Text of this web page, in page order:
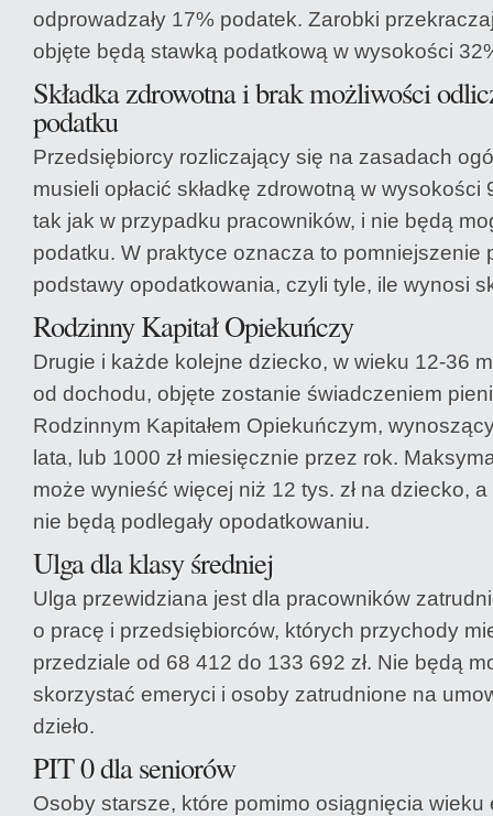
odprowadzały 17% podatek. Zarobki
objęte będą stawką podatkową w wysokości
Składka zdrowotna i brak możliwości
podatku
Przedsiębiorcy rozliczający się na zasadach
musieli opłacić składkę zdrowotną w wysokości
tak jak w przypadku pracowników, i nie będą
podatku. W praktyce oznacza to pomniejszenie
podstawy opodatkowania, czyli tyle, ile wynosi
Rodzinny Kapitał Opiekuńczy
Drugie i każde kolejne dziecko, w wieku 12-36
od dochodu, objęte zostanie świadczeniem
Rodzinnym Kapitałem Opiekuńczym,
lata, lub 1000 zł miesięcznie przez rok.
może wynieść więcej niż 12 tys. zł na dziecko,
nie będą podlegały opodatkowaniu.
Ulga dla klasy średniej
Ulga przewidziana jest dla pracowników
o pracę i przedsiębiorców, których przychody
przedziale od 68 412 do 133 692 zł. Nie będą
skorzystać emeryci i osoby zatrudnione na
dzieło.
PIT 0 dla seniorów
Osoby starsze, które pomimo osiągnięcia wieku